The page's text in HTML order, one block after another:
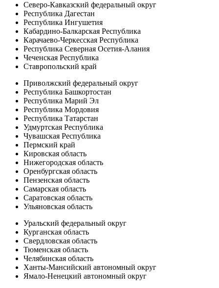
Северо-Кавказский федеральный округ
Республика Дагестан
Республика Ингушетия
Кабардино-Балкарская Республика
Карачаево-Черкесская Республика
Республика Северная Осетия-Алания
Чеченская Республика
Ставропольский край
Приволжский федеральный округ
Республика Башкортостан
Республика Марий Эл
Республика Мордовия
Республика Татарстан
Удмуртская Республика
Чувашская Республика
Пермский край
Кировская область
Нижегородская область
Оренбургская область
Пензенская область
Самарская область
Саратовская область
Ульяновская область
Уральский федеральный округ
Курганская область
Свердловская область
Тюменская область
Челябинская область
Ханты-Мансийский автономный округ
Ямало-Ненецкий автономный округ